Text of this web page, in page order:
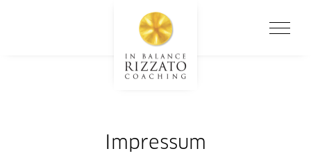
Impressum